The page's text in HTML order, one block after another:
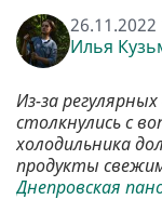
Илья
Из-за
столкнулись с
холодильника
продукты
Днепровская